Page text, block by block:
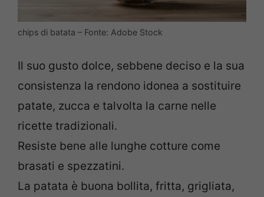
chips di batata – Fonte: Adobe Stock
Il suo gusto dolce, sebbene deciso e la sua
consistenza la rendono idonea a sostituire
patate, zucca e talvolta la carne nelle
ricette tradizionali.
Resiste bene alle lunghe cotture come
brasati e spezzatini.
La patata è buona bollita, fritta, grigliata,